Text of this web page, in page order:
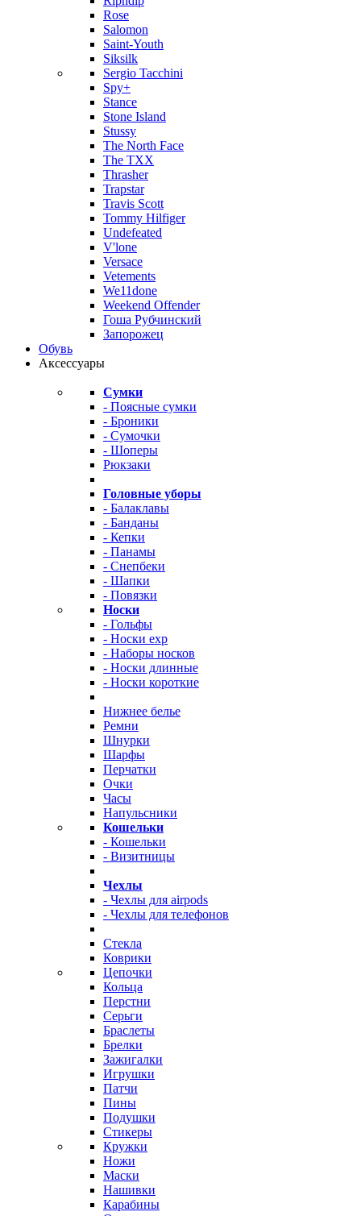
Rose
Salomon
Saint-Youth
Siksilk
Sergio Tacchini
Spy+
Stance
Stone Island
Stussy
The North Face
The TXX
Thrasher
Trapstar
Travis Scott
Tommy Hilfiger
Undefeated
V'lone
Versace
Vetements
We11done
Weekend Offender
Гоша Рубчинский
Запорожец
Обувь
Аксессуары
Сумки
- Поясные сумки
- Броники
- Сумочки
- Шоперы
Рюкзаки
Головные уборы
- Балаклавы
- Банданы
- Кепки
- Панамы
- Снепбеки
- Шапки
- Повязки
Носки
- Гольфы
- Носки exp
- Наборы носков
- Носки длинные
- Носки короткие
Нижнее белье
Ремни
Шнурки
Шарфы
Перчатки
Очки
Часы
Напульсники
Кошельки
- Кошельки
- Визитницы
Чехлы
- Чехлы для airpods
- Чехлы для телефонов
Стекла
Коврики
Цепочки
Кольца
Перстни
Серьги
Браслеты
Брелки
Зажигалки
Игрушки
Патчи
Пины
Подушки
Стикеры
Кружки
Ножи
Маски
Нашивки
Карабины